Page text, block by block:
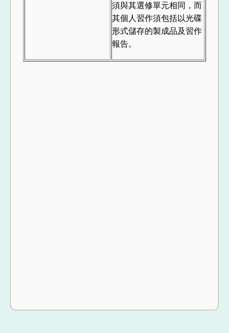
須與其選修單元相同，而
其個人習作須包括以光碟
形式儲存的製成品及習作
報告。